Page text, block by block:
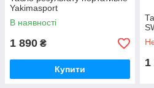
Yakimasport
В наявності
1 890 ₴
Купити
1